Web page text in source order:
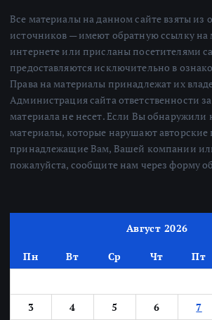
Все материалы на данном сайте взяты из
источников — имеют обратную ссылку на
интернете или присланы посетителями
предоставляются исключительно в
Права на материалы принадлежат их
Администрация сайта ответственности
материала не несет. Если Вы обнаружили
материалы, которые нарушают авторские
принадлежащие Вам, Вашей компании
пожалуйста, сообщите нам через форму
Август 2026
Пн Вт Ср Чт Пт
3
4 5 6 7